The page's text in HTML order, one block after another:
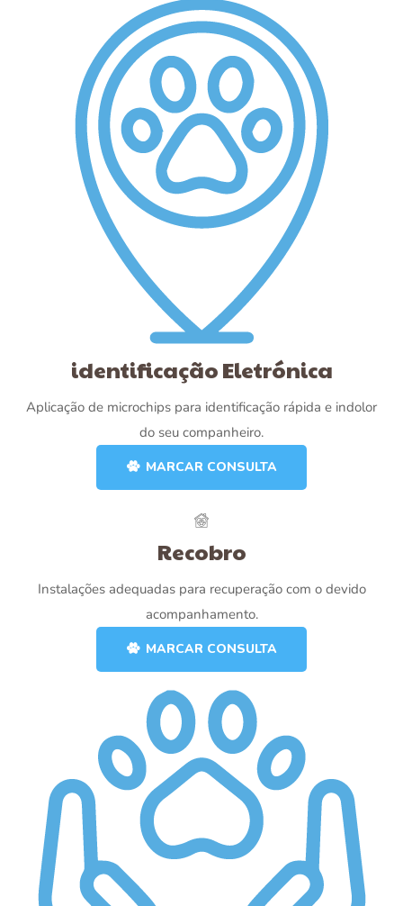
identificação Eletrónica
Aplicação de microchips para identificação rápida e indolor
do seu companheiro.
MARCAR CONSULTA
Recobro
Instalações adequadas para recuperação com o devido
acompanhamento.
MARCAR CONSULTA